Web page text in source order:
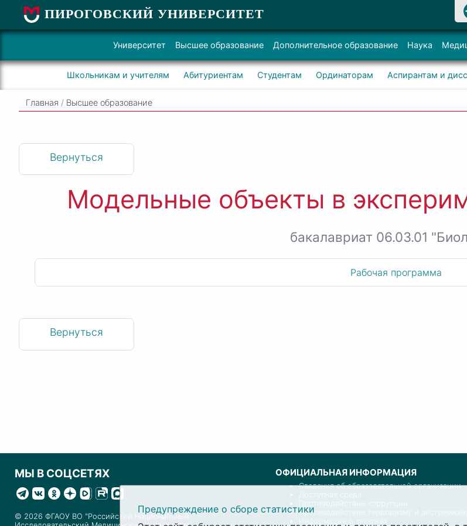
ПИРОГОВСКИЙ УНИВЕРСИТЕТ
Университет Высшее образование Дополнительное образование Наука
Школьникам и учителям Абитуриентам Студентам Ординаторам Аспирантам и
Главная / Высшее образование
Вернуться
Модельные объекты в
бакалавриат 06.03.01
Рабочая программа
Вернуться
МЫ В СОЦСЕТЯХ
© 2026 ФГАОУ ВО "Российский Национальный
ОФИЦИАЛЬНАЯ ИНФОРМАЦИЯ
Сведения об образовательной организации
Противодействие терроризму и экстремизму
Предупреждение о сборе статистики